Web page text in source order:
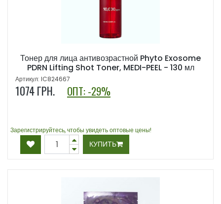
Тонер для лица антивозрастной Phyto Exosome
PDRN Lifting Shot Toner, MEDI-PEEL - 130 мл
Артикул: IC824667
1074ГРН. ОПТ: -29%
Зарегистрируйтесь, чтобы увидеть оптовые цены!
КУПИТЬ